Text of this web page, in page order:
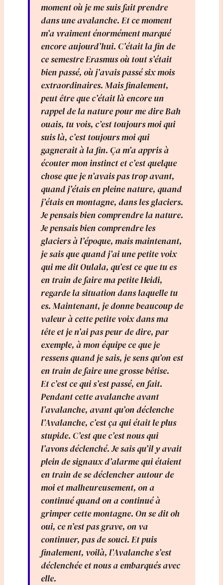
moment où je me suis fait prendre
dans une avalanche. Et ce moment
m’a vraiment énormément marqué
encore aujourd’hui. C’était la fin de
ce semestre Erasmus où tout s’était
bien passé, où j’avais passé six mois
extraordinaires. Mais finalement,
peut être que c’était là encore un
rappel de la nature pour me dire Bah
ouais, tu vois, c’est toujours moi qui
suis là, c’est toujours moi qui
gagnerait à la fin. Ça m’a appris à
écouter mon instinct et c’est quelque
chose que je n’avais pas trop avant,
quand j’étais en pleine nature, quand
j’étais en montagne, dans les glaciers.
Je pensais bien comprendre la nature.
Je pensais bien comprendre les
glaciers à l’époque, mais maintenant,
je sais que quand j’ai une petite voix
qui me dit Oulala, qu’est ce que tu es
en train de faire ma petite Heidi,
regarde la situation dans laquelle tu
es. Maintenant, je donne beaucoup de
valeur à cette petite voix dans ma
tête et je n’ai pas peur de dire, par
exemple, à mon équipe ce que je
ressens quand je sais, je sens qu’on est
en train de faire une grosse bêtise.
Et c’est ce qui s’est passé, en fait.
Pendant cette avalanche avant
l’avalanche, avant qu’on déclenche
l’Avalanche, c’est ça qui était le plus
stupide. C’est que c’est nous qui
l’avons déclenché. Je sais qu’il y avait
plein de signaux d’alarme qui étaient
en train de se déclencher autour de
moi et malheureusement, on a
continué quand on a continué à
grimper cette montagne. On se dit oh
oui, ce n’est pas grave, on va
continuer, pas de souci. Et puis
finalement, voilà, l’Avalanche s’est
déclenchée et nous a embarqués avec
elle.